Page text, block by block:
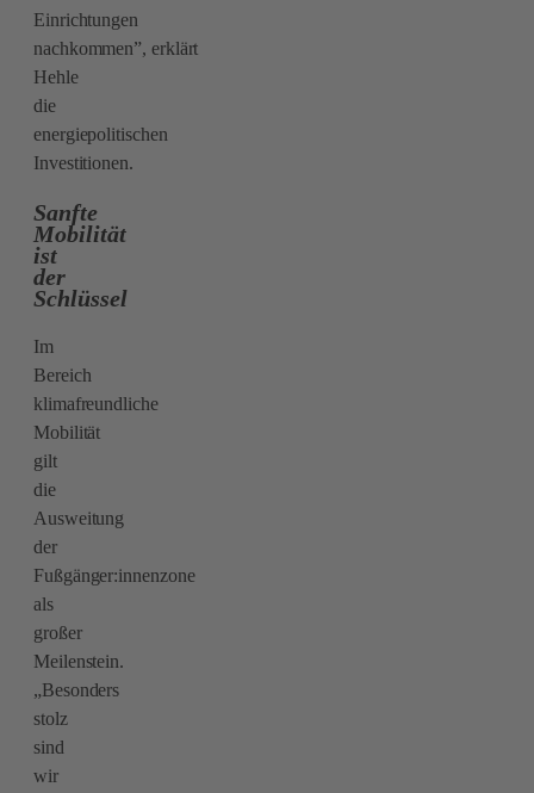
Einrichtungen
nachkommen”, erklärt
Hehle
die
energiepolitischen
Investitionen.
Sanfte
Mobilität
ist
der
Schlüssel
Im
Bereich
klimafreundliche
Mobilität
gilt
die
Ausweitung
der
Fußgänger:innenzone
als
großer
Meilenstein.
„Besonders
stolz
sind
wir